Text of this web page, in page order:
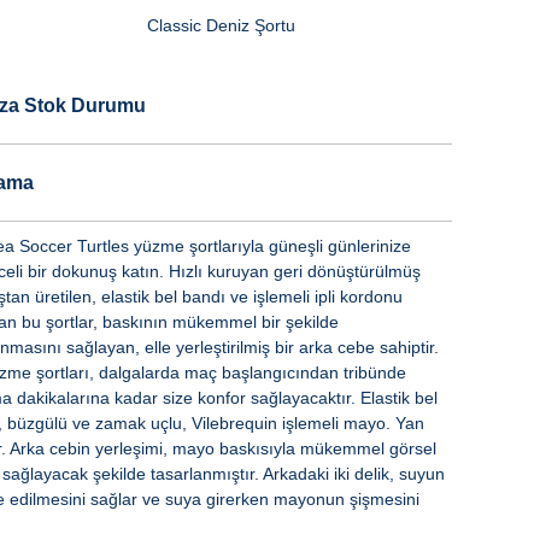
Classic Deniz Şortu
Stok Durumu
Soccer Turtles yüzme şortlarıyla güneşli günlerinize
bir dokunuş katın. Hızlı kuruyan geri dönüştürülmüş
üretilen, elastik bel bandı ve işlemeli ipli kordonu
bu şortlar, baskının mükemmel bir şekilde
sağlayan, elle yerleştirilmiş bir arka cebe sahiptir.
şortları, dalgalarda maç başlangıcından tribünde
dakikalarına kadar size konfor sağlayacaktır. Elastik bel
büzgülü ve zamak uçlu, Vilebrequin işlemeli mayo. Yan
Arka cebin yerleşimi, mayo baskısıyla mükemmel görsel
şekilde tasarlanmıştır. Arkadaki iki delik, suyun
edilmesini sağlar ve suya girerken mayonun şişmesini